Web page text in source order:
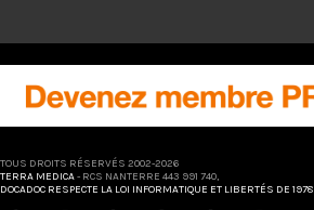
TOUS DROITS RÉSERVÉS 2002-2026
TERRA MEDICA- RCS NANTERRE 443 991 740,
DOCADOC RESPECTE LA LOI INFORMATIQUE ET LIBERTÉS DE 1978